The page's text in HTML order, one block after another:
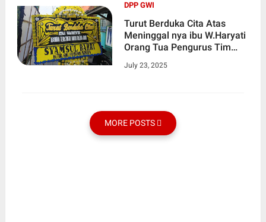
DPP GWI
Turut Berduka Cita Atas
Meninggal nya ibu W.Haryati
Orang Tua Pengurus Tim
Banten
July 23, 2025
MORE POSTS